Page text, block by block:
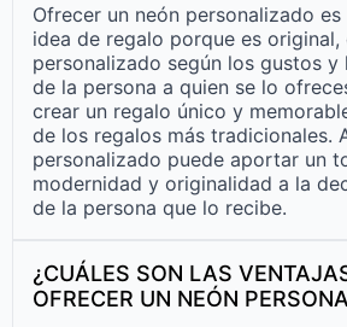
Ofrecer un neón personalizado
idea de regalo porque es
personalizado según los gustos y
de la persona a quien se lo
crear un regalo único y
de los regalos más tradicionales.
personalizado puede aportar un
modernidad y originalidad a la
de la persona que lo recibe.
¿CUÁLES SON LAS
OFRECER UN NEÓN